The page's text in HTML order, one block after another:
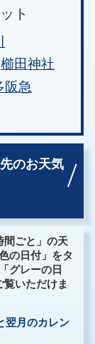
ト
櫛田神社
阪急
のお天気
間ごと」の天
の日付」をタ
グレーの日
いただけま
翌月のカレン